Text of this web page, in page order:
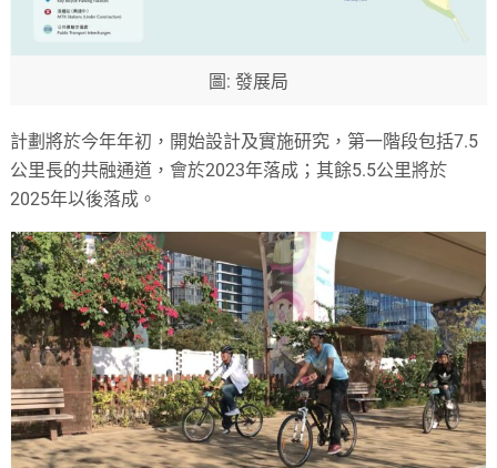
圖: 發展局
計劃將於今年年初，開始設計及實施研究，第一階段包括7.5
公里長的共融通道，會於2023年落成；其餘5.5公里將於
2025年以後落成。